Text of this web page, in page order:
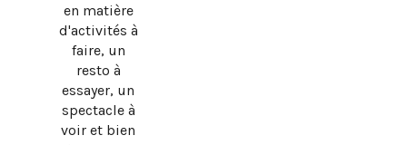
en matière
d'activités à
faire, un
resto à
essayer, un
spectacle à
voir et bien